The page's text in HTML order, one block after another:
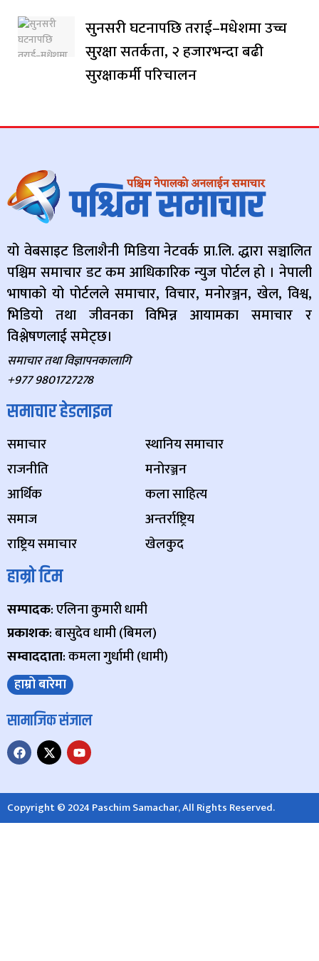
सुनसरी घटनापछि तराई–मधेशमा उच्च
सुरक्षा सतर्कता, २ हजारभन्दा बढी
सुरक्षाकर्मी परिचालन
यो वेबसाइट डिलाशैनी मिडिया नेटवर्क प्रा.लि. द्धारा सञ्चालित
पश्चिम समाचार डट कम आधिकारिक न्युज पोर्टल हो । नेपाली
भाषाको यो पोर्टलले समाचार, विचार, मनोरञ्जन, खेल, विश्व,
भिडियो तथा जीवनका विभिन्न आयामका समाचार र
विश्लेषणलाई समेट्छ।
समाचार तथा विज्ञापनकालागि
+977 9801727278
समाचार हेडलाइन
समाचार
राजनीति
आर्थिक
समाज
राष्ट्रिय समाचार
स्थानिय समाचार
मनोरञ्जन
कला साहित्य
अन्तर्राष्ट्रिय
खेलकुद
हाम्रो टिम
सम्पादक: एलिना कुमारी धामी
प्रकाशक: बासुदेव धामी (बिमल)
सम्वाददाता: कमला गुर्धामी (धामी)
हाम्रो बारेमा
सामाजिक संजाल
Copyright © 2024 Paschim Samachar, All Rights Reserved.